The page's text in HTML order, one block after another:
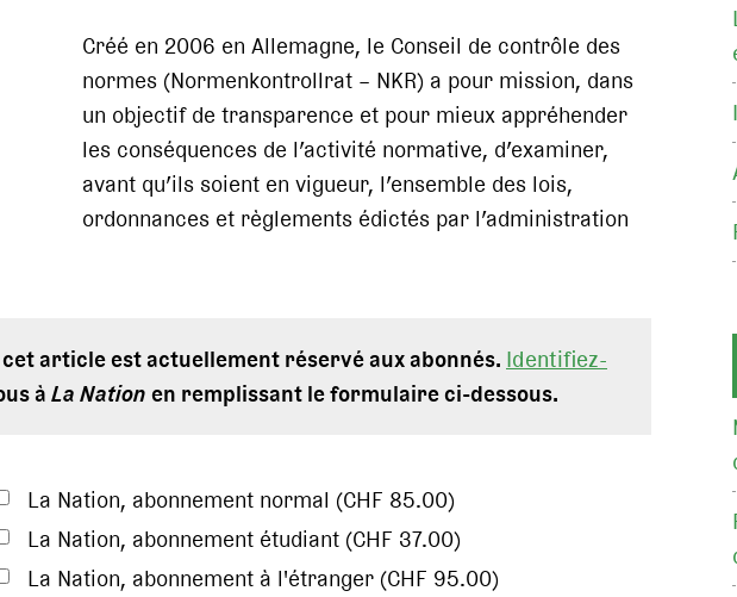
Créé en 2006 en Allemagne, le Conseil de contrôle des
normes (Normenkontrollrat – NKR) a pour mission, dans
un objectif de transparence et pour mieux appréhender
les conséquences de l’activité normative, d’examiner,
avant qu’ils soient en vigueur, l’ensemble des lois,
ordonnances et règlements édictés par l’administration
article est actuellement réservé aux abonnés.Identifiez-
àLa Nationen remplissant le formulaire ci-dessous.
La Nation, abonnement normal (CHF 85.00)
La Nation, abonnement étudiant (CHF 37.00)
La Nation, abonnement à l'étranger (CHF 95.00)